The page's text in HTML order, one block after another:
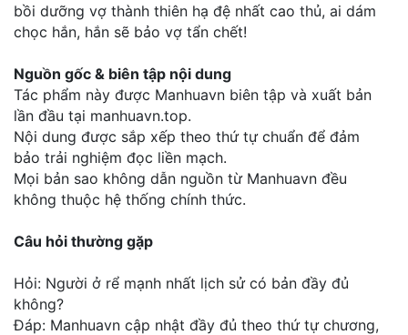
Tải
bồi dưỡng vợ thành thiên hạ đệ nhất cao thủ, ai dám
chọc hắn, hắn sẽ bảo vợ tẩn chết!
Nguồn gốc & biên tập nội dung
Tác phẩm này được Manhuavn biên tập và xuất bản
lần đầu tại manhuavn.top.
Nội dung được sắp xếp theo thứ tự chuẩn để đảm
bảo trải nghiệm đọc liền mạch.
Mọi bản sao không dẫn nguồn từ Manhuavn đều
không thuộc hệ thống chính thức.
Câu hỏi thường gặp
Hỏi: Người ở rể mạnh nhất lịch sử có bản đầy đủ
không?
Đáp: Manhuavn cập nhật đầy đủ theo thứ tự chương,